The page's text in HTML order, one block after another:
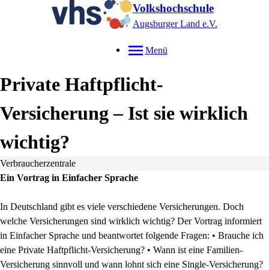
Volkshochschule
Augsburger Land e.V.
Menü
Private Haftpflicht-
Versicherung – Ist sie wirklich
wichtig?
Verbraucherzentrale
Ein Vortrag in Einfacher Sprache
In Deutschland gibt es viele verschiedene Versicherungen. Doch
welche Versicherungen sind wirklich wichtig? Der Vortrag informiert
in Einfacher Sprache und beantwortet folgende Fragen: • Brauche ich
eine Private Haftpflicht-Versicherung? • Wann ist eine Familien-
Versicherung sinnvoll und wann lohnt sich eine Single-Versicherung?